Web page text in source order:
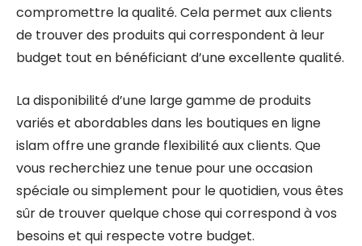
compromettre la qualité. Cela permet aux clients
de trouver des produits qui correspondent à leur
budget tout en bénéficiant d’une excellente qualité.
La disponibilité d’une large gamme de produits
variés et abordables dans les boutiques en ligne
islam offre une grande flexibilité aux clients. Que
vous recherchiez une tenue pour une occasion
spéciale ou simplement pour le quotidien, vous êtes
sûr de trouver quelque chose qui correspond à vos
besoins et qui respecte votre budget.